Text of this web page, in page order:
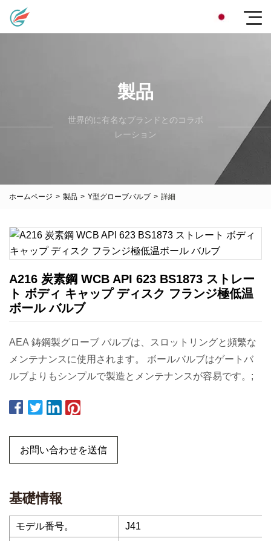
製品
世界的に有名なブランドとのコラボ
レーション
ホームページ > 製品 > Y型グローブバルブ > 詳細
A216 炭素鋼 WCB API 623 BS1873 ストレー
ト ボディ キャップ ディスク フランジ極低温
ボール バルブ
AEA 鋳鋼製グローブ バルブは、スロットリングと頻繁な
メンテナンスに使用されます。 ボールバルブはゲートバ
ルブよりもシンプルで製造とメンテナンスが容易です。;
お問い合わせを送信
基礎情報
モデル番号。 J41